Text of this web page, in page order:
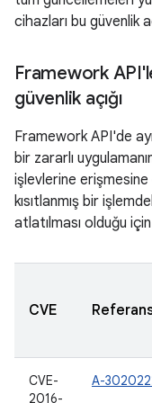
cihazları bu güvenlik
Framework
güvenlik açığı
Framework API'de
bir zararlı
işlevlerine
kısıtlanmış bir
atlatılması olduğu
CVE
CVE-
2016-
A-